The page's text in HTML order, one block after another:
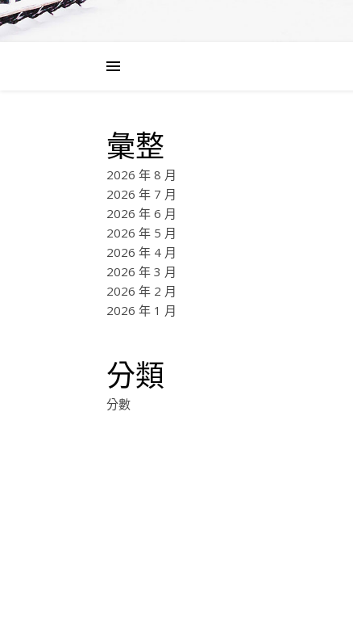
彙整
2026 年 8 月
2026 年 7 月
2026 年 6 月
2026 年 5 月
2026 年 4 月
2026 年 3 月
2026 年 2 月
2026 年 1 月
分類
分數